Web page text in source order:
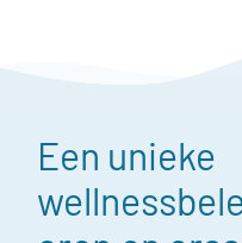
Een unieke